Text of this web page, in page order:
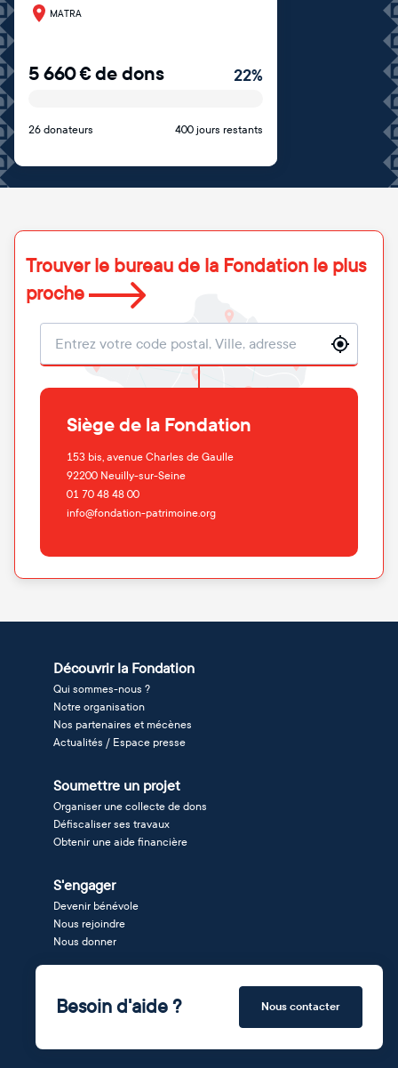
MATRA
5 660€de dons 22%
26 donateurs 400 jours restants
Trouver le bureau de la Fondation le plus
proche
Localisation
Siège de la Fondation
153 bis, avenue Charles de Gaulle
92200 Neuilly-sur-Seine
01 70 48 48 00
info@fondation-patrimoine.org
Découvrir la Fondation
Qui sommes-nous ?
Notre organisation
Nos partenaires et mécènes
Actualités / Espace presse
Soumettre un projet
Organiser une collecte de dons
Défiscaliser ses travaux
Obtenir une aide financière
S'engager
Devenir bénévole
Nous rejoindre
Nous donner
Besoin d'aide ? Nous contacter